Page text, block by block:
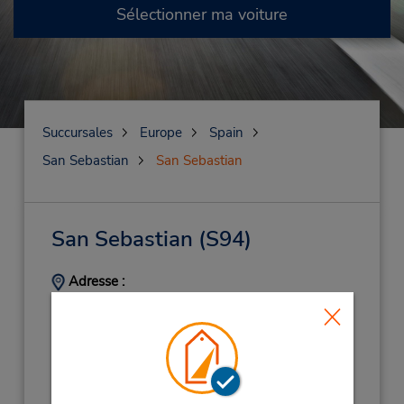
Sélectionner ma voiture
Succursales Europe
Spain
San Sebastian
San Sebastian
San Sebastian (S94)
Adresse :
Return Parking Planta - 2,
(34) 94 346 15 56